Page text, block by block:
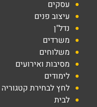
עסקים
עיצוב פנים
נדל"ן
משרדים
משלוחים
מסיבות ואירועים
לימודים
לחץ לבחירת קטגוריה
לבית